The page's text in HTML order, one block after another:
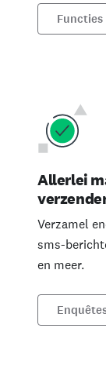
Allerlei
Verzamel
sms-
en meer.